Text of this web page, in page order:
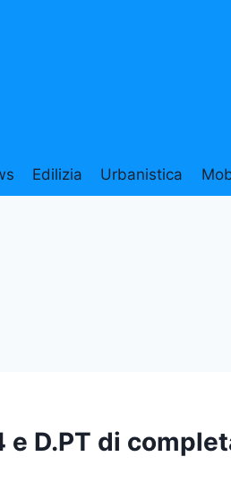
Edilizia Urbanistica
e D.PT di